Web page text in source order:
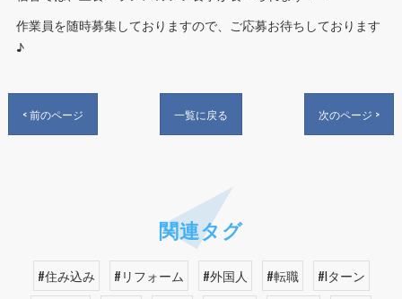
作業員を随時募集しておりますので、ご応募お待ちしております
♪
< 前のページ 一覧に戻る 次のページ >
関連タグ
#住み込み #リフォーム #外国人 #転職
#Iターン